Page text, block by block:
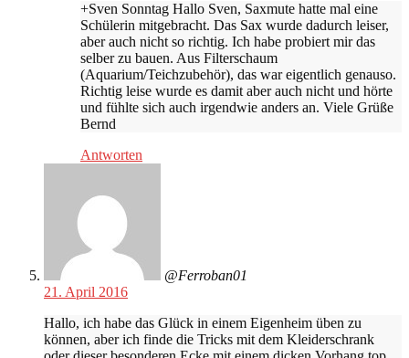
+Sven Sonntag Hallo Sven, Saxmute hatte mal eine
Schülerin mitgebracht. Das Sax wurde dadurch leiser,
aber auch nicht so richtig. Ich habe probiert mir das
selber zu bauen. Aus Filterschaum
(Aquarium/Teichzubehör), das war eigentlich genauso.
Richtig leise wurde es damit aber auch nicht und hörte
und fühlte sich auch irgendwie anders an. Viele Grüße
Bernd
Antworten
@Ferroban01
21. April 2016
Hallo, ich habe das Glück in einem Eigenheim üben zu
können, aber ich finde die Tricks mit dem Kleiderschrank